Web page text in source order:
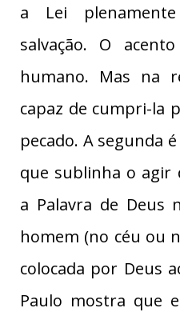
a Lei
salvação. O
humano. Mas na
capaz de cumpri-la
pecado. A segunda
que sublinha o agir
a Palavra de Deus
homem (no céu ou
colocada por Deus
Paulo mostra que